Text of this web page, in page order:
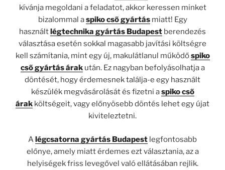
kívánja megoldani a feladatot, akkor keressen minket
bizalommal aspiko cső gyártásmiatt! Egy
használtlégtechnika gyártás Budapest berendezés
választása esetén sokkal magasabb javítási költségre
kell számítania, mint egy új, makulátlanul működőspiko
cső gyártás árakután. Ez nagyban befolyásolhatja a
döntését, hogy érdemesnek találja-e egy használt
készülék megvásárolását és fizetni aspiko cső
árak költségeit, vagy előnyösebb döntés lehet egy újat
kiviteleztetni.
Alégcsatorna gyártás Budapest legfontosabb
előnye, amely miatt érdemes ezt választania, az a
helyiségek friss levegővel való ellátásában rejlik.